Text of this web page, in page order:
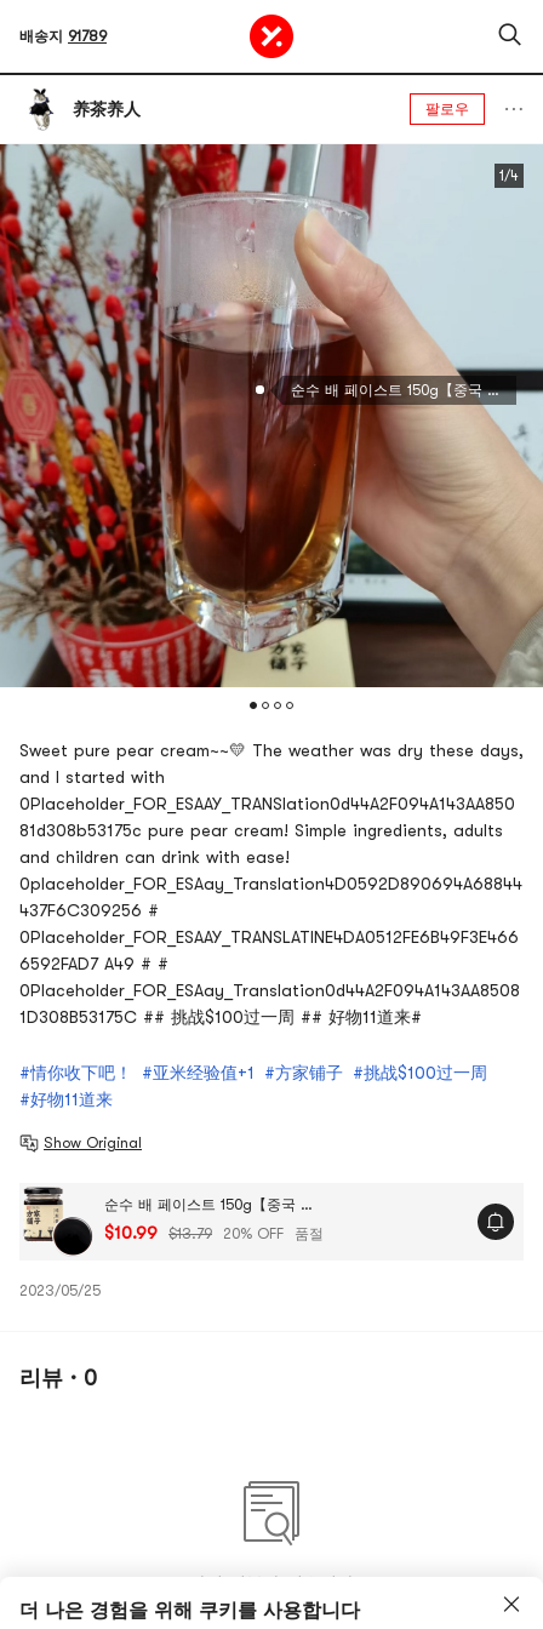
배송지 91789
养茶养人 팔로우
순수 배 페이스트 150g【중국 전통 브랜드】【Yami 독점】
1/4
Sweet pure pear cream~~💛 The weather was dry these days,
and I started with
0Placeholder_FOR_ESAAY_TRANSlation0d44A2F094A143AA850
81d308b53175c pure pear cream! Simple ingredients, adults
and children can drink with ease!
0placeholder_FOR_ESAay_Translation4D0592D890694A68844
437F6C309256 #
0Placeholder_FOR_ESAAY_TRANSLATINE4DA0512FE6B49F3E466
6592FAD7 A49 # #
0Placeholder_FOR_ESAay_Translation0d44A2F094A143AA8508
1D308B53175C ## 挑战$100过一周 ## 好物11道来#
#情你收下吧！ #亚米经验值+1 #方家铺子 #挑战$100过一周
#好物11道来
Show Original
순수 배 페이스트 150g【중국 전통 브랜드】【Yami 독점】
$10.99 $13.79 20% OFF 품절
2023/05/25
리뷰 · 0
아직 리뷰가 없습니다
더 나은 경험을 위해 쿠키를 사용합니다